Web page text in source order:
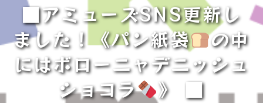
■アミューズSNS更新し
ました！《パン紙袋
の中
にはボローニャデニッシュ
ショコラ
》 ■